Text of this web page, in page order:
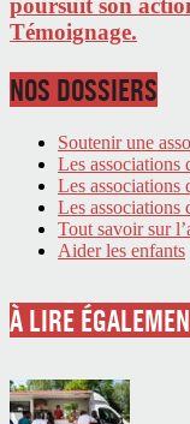
poursuit son
Témoignage.
NOS DOSSIERS
Soutenir une
Les associations
Les associations
Les associations
Tout savoir sur
Aider les enfants
À LIRE